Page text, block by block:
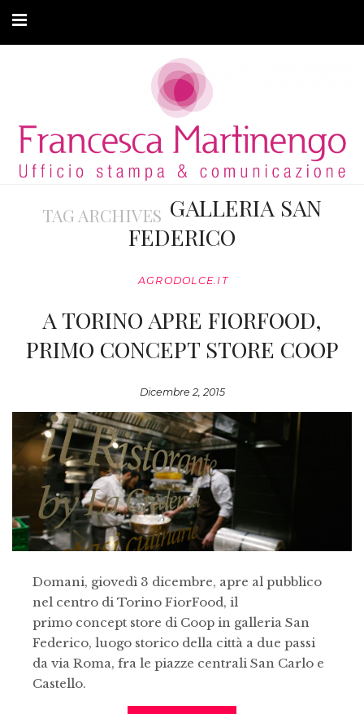
ARTICOLI
MODA ADATTIVA
CONTATTI
TAG ARCHIVES GALLERIA SAN
FEDERICO
AGRODOLCE.IT
A TORINO APRE FIORFOOD,
PRIMO CONCEPT STORE COOP
Dicembre 2, 2015
Domani, giovedì 3 dicembre, apre al pubblico
nel centro di Torino FiorFood, il
primo concept store di Coop in galleria San
Federico, luogo storico della città a due passi
da via Roma, fra le piazze centrali San Carlo e
Castello.